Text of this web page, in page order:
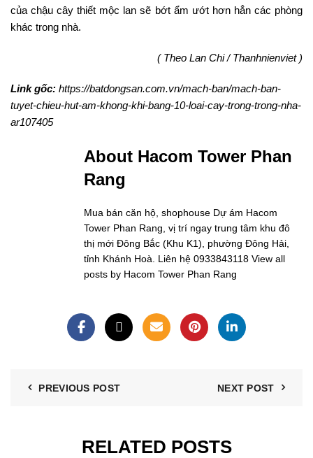
của chậu cây thiết mộc lan sẽ bớt ẩm ướt hơn hẳn các phòng
khác trong nhà.
( Theo Lan Chi / Thanhnienviet )
Link gốc: https://batdongsan.com.vn/mach-ban/mach-ban-
tuyet-chieu-hut-am-khong-khi-bang-10-loai-cay-trong-trong-nha-
ar107405
About Hacom Tower Phan
Rang
Mua bán căn hộ, shophouse Dự ám Hacom
Tower Phan Rang, vị trí ngay trung tâm khu đô
thị mới Đông Bắc (Khu K1), phường Đông Hải,
tỉnh Khánh Hoà. Liên hệ 0933843118 View all
posts by Hacom Tower Phan Rang
PREVIOUS POST NEXT POST
RELATED POSTS